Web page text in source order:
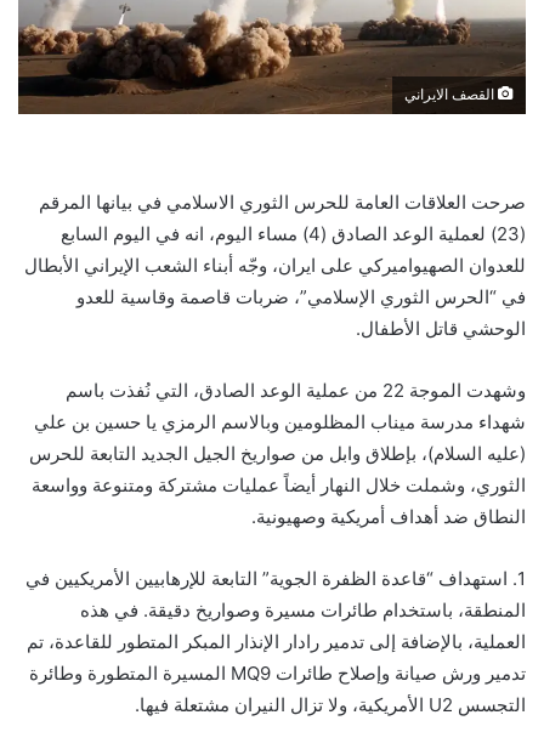
القصف الايراني
صرحت العلاقات العامة للحرس الثوري الاسلامي في بيانها المرقم
(23) لعملية الوعد الصادق (4) مساء اليوم، انه في اليوم السابع
للعدوان الصهيواميركي على ايران، وجّه أبناء الشعب الإيراني الأبطال
في “الحرس الثوري الإسلامي”، ضربات قاصمة وقاسية للعدو
الوحشي قاتل الأطفال.
وشهدت الموجة 22 من عملية الوعد الصادق، التي نُفذت باسم
شهداء مدرسة ميناب المظلومين وبالاسم الرمزي يا حسين بن علي
(عليه السلام)، بإطلاق وابل من صواريخ الجيل الجديد التابعة للحرس
الثوري، وشملت خلال النهار أيضاً عمليات مشتركة ومتنوعة وواسعة
النطاق ضد أهداف أمريكية وصهيونية.
1. استهداف “قاعدة الظفرة الجوية” التابعة للإرهابيين الأمريكيين في
المنطقة، باستخدام طائرات مسيرة وصواريخ دقيقة. في هذه
العملية، بالإضافة إلى تدمير رادار الإنذار المبكر المتطور للقاعدة، تم
تدمير ورش صيانة وإصلاح طائرات MQ9 المسيرة المتطورة وطائرة
التجسس U2 الأمريكية، ولا تزال النيران مشتعلة فيها.